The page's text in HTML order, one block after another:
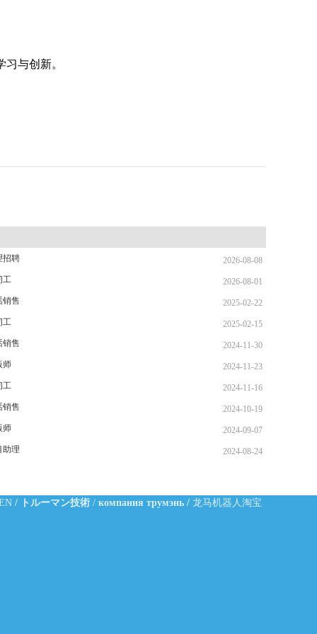
与创新。
2026-08-08
招聘
2026-08-01
工
2025-02-22
销售
2025-02-15
工
2024-11-30
销售
2024-11-23
师
2024-11-16
工
2024-10-19
销售
2024-09-07
师
2024-08-24
助理
/ トルーマン技術 / компания трумэнь/ 龙马机器人淘宝